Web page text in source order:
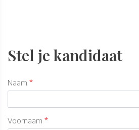
Stel je kandidaat
Naam
Voornaam